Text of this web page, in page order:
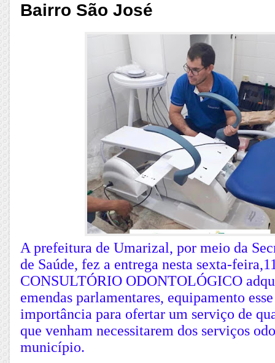
Bairro São José
A prefeitura de Umarizal, por meio da
de Saúde, fez a entrega nesta sexta-
CONSULTÓRIO ODONTOLÓGICO
emendas parlamentares, equipamento
importância para ofertar um serviço de
que venham necessitarem dos serviços
município.